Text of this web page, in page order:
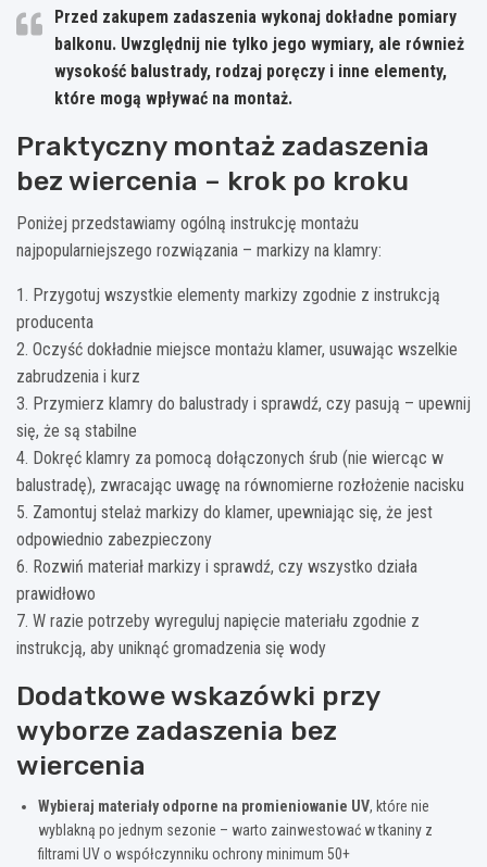
Przed zakupem zadaszenia wykonaj dokładne pomiary
balkonu. Uwzględnij nie tylko jego wymiary, ale również
wysokość balustrady, rodzaj poręczy i inne elementy,
które mogą wpływać na montaż.
Praktyczny montaż zadaszenia
bez wiercenia – krok po kroku
Poniżej przedstawiamy ogólną instrukcję montażu
najpopularniejszego rozwiązania – markizy na klamry:
1. Przygotuj wszystkie elementy markizy zgodnie z instrukcją
producenta
2. Oczyść dokładnie miejsce montażu klamer, usuwając wszelkie
zabrudzenia i kurz
3. Przymierz klamry do balustrady i sprawdź, czy pasują – upewnij
się, że są stabilne
4. Dokręć klamry za pomocą dołączonych śrub (nie wiercąc w
balustradę), zwracając uwagę na równomierne rozłożenie nacisku
5. Zamontuj stelaż markizy do klamer, upewniając się, że jest
odpowiednio zabezpieczony
6. Rozwiń materiał markizy i sprawdź, czy wszystko działa
prawidłowo
7. W razie potrzeby wyreguluj napięcie materiału zgodnie z
instrukcją, aby uniknąć gromadzenia się wody
Dodatkowe wskazówki przy
wyborze zadaszenia bez
wiercenia
Wybieraj materiały odporne na promieniowanie UV, które nie
wyblakną po jednym sezonie – warto zainwestować w tkaniny z
filtrami UV o współczynniku ochrony minimum 50+